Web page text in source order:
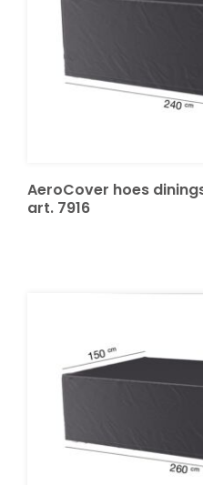
AeroCover hoes
art. 7916